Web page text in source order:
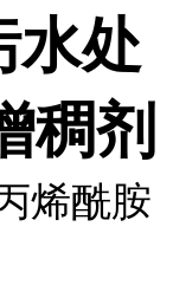
水处
稠剂
烯酰胺